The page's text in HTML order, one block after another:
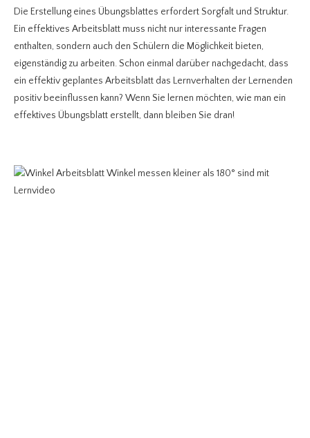
Die Erstellung eines Übungsblattes erfordert Sorgfalt und Struktur.
Ein effektives Arbeitsblatt muss nicht nur interessante Fragen
enthalten, sondern auch den Schülern die Möglichkeit bieten,
eigenständig zu arbeiten. Schon einmal darüber nachgedacht, dass
ein effektiv geplantes Arbeitsblatt das Lernverhalten der Lernenden
positiv beeinflussen kann? Wenn Sie lernen möchten, wie man ein
effektives Übungsblatt erstellt, dann bleiben Sie dran!